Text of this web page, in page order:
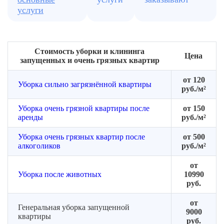
услуги
Стоимость уборки и клининга
запущенных и очень грязных квартир
Цена
Уборка сильно загрязнённой квартиры
от 120
руб./м²
Уборка очень грязной квартиры после
аренды
от 150
руб./м²
Уборка очень грязных квартир после
алкоголиков
от 500
руб./м²
Уборка после животных
от
10990
руб.
Генеральная уборка запущенной
квартиры
от
9000
руб.